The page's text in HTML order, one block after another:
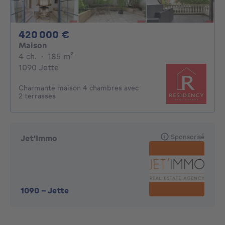
420 000 €
Maison
4 ch. 4 chambres
· 185 m²
1090 Jette
Charmante maison 4 chambres avec
2 terrasses
Jet'Immo
1090 -Jette
Sponsorisé